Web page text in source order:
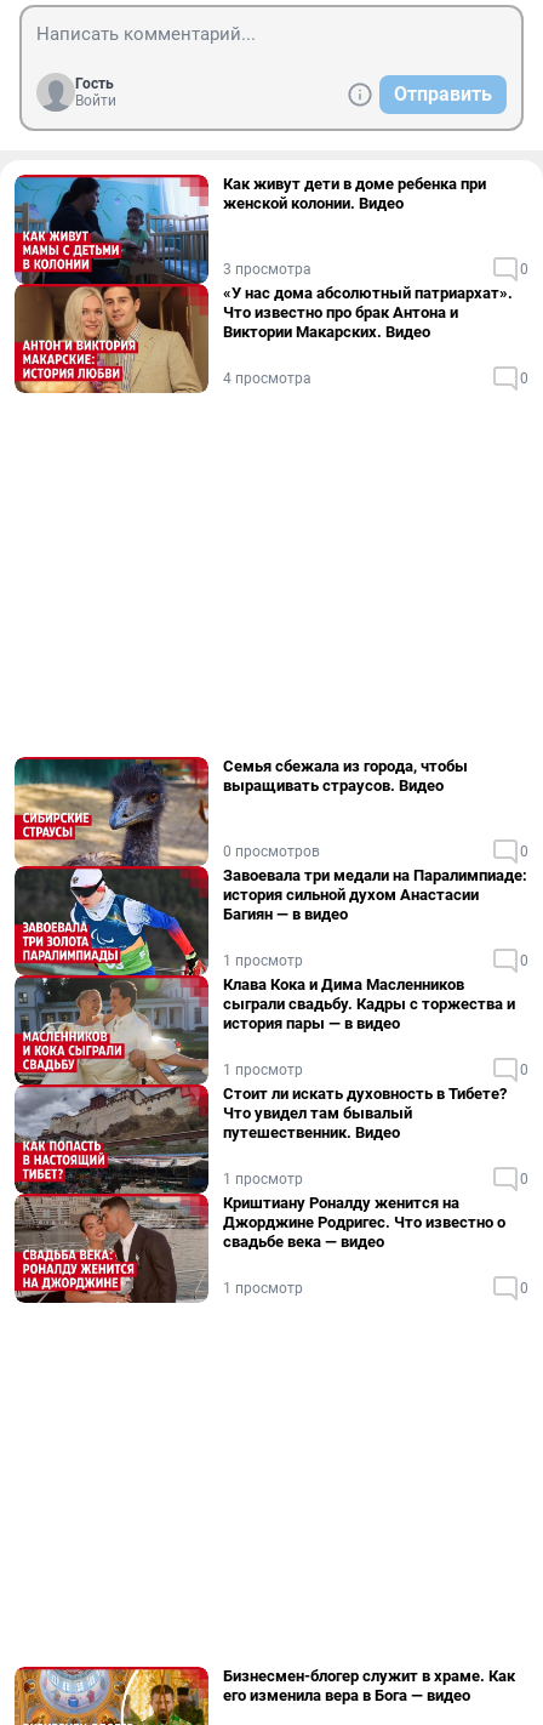
Гость
Войти
Отправить
Как живут дети в доме ребенка при
женской колонии. Видео
3 просмотра 0
«У нас дома абсолютный патриархат».
Что известно про брак Антона и
Виктории Макарских. Видео
4 просмотра 0
Семья сбежала из города, чтобы
выращивать страусов. Видео
0 просмотров 0
Завоевала три медали на Паралимпиаде:
история сильной духом Анастасии
Багиян — в видео
1 просмотр 0
Клава Кока и Дима Масленников
сыграли свадьбу. Кадры с торжества и
история пары — в видео
1 просмотр 0
Стоит ли искать духовность в Тибете?
Что увидел там бывалый
путешественник. Видео
1 просмотр 0
Криштиану Роналду женится на
Джорджине Родригес. Что известно о
свадьбе века — видео
1 просмотр 0
Бизнесмен-блогер служит в храме. Как
его изменила вера в Бога — видео